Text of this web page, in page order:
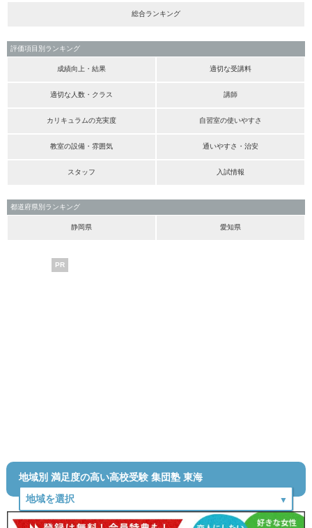
総合ランキング
評価項目別ランキング
成績向上・結果 適切な受講料
適切な人数・クラス 講師
カリキュラムの充実度 自習室の使いやすさ
教室の設備・雰囲気 通いやすさ・治安
スタッフ 入試情報
都道府県別ランキング
静岡県 愛知県
PR
地域別 満足度の高い高校受験 集団塾 東海